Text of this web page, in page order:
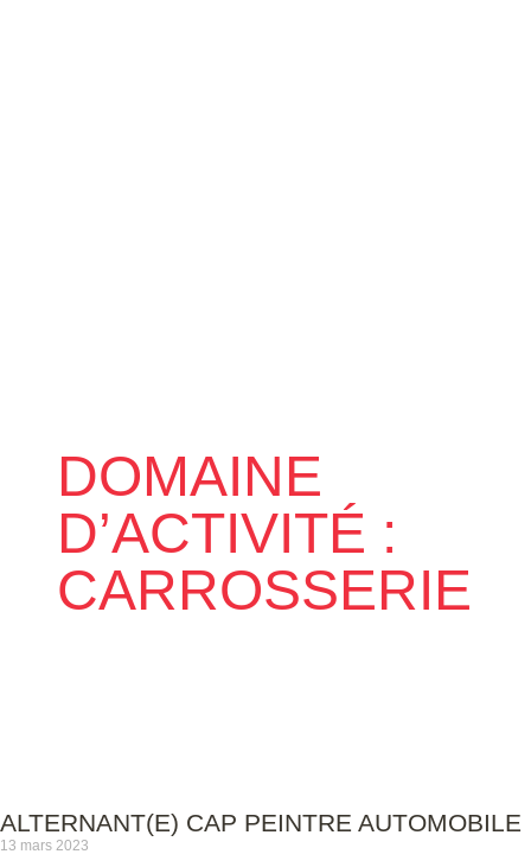
DOMAINE
D’ACTIVITÉ :
CARROSSERIE
ALTERNANT(E) CAP PEINTRE AUTOMOBILE
13 mars 2023